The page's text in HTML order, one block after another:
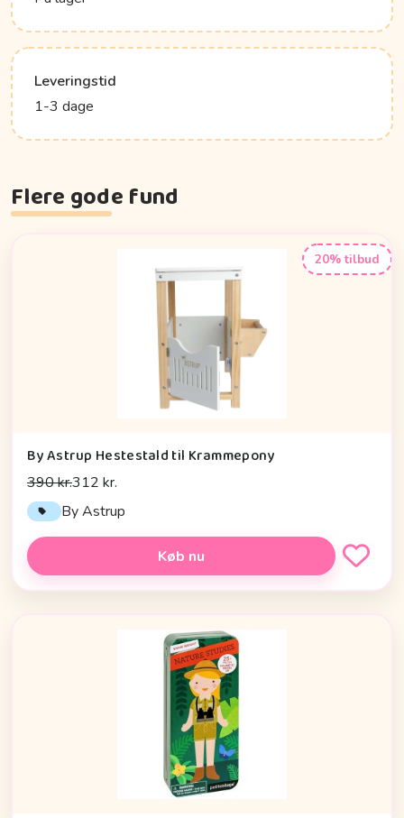
Leveringstid
1-3 dage
Flere gode fund
20% tilbud
By Astrup Hestestald til Krammepony
390 kr.312 kr.
By Astrup
Køb nu